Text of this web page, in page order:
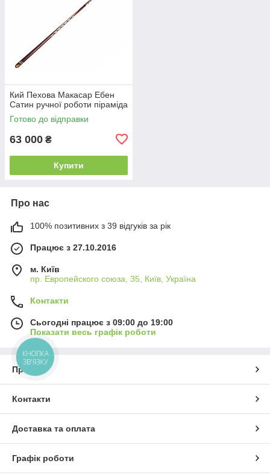
Кий Пехова Макасар Ебен
Сатин ручної роботи піраміда
Готово до відправки
63 000 ₴
Купити
Про нас
100% позитивних з 39 відгуків за рік
Працює з 27.10.2016
м. Київ
пр. Европейского союза, 35, Київ, Україна
Контакти
Сьогодні працює з 09:00 до 19:00
Показати весь графік роботи
Про нас
Контакти
Доставка та оплата
Графік роботи
КНОПКА
ЗВ'ЯЗКУ